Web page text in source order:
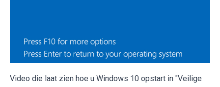
Video die laat zien hoe u Windows 10 opstart in "Veilige